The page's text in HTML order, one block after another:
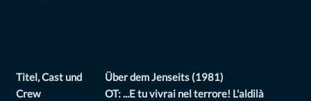
Titel, Cast und
Crew
Über dem Jenseits (1981)
OT: ...E tu vivrai nel terrore! L'aldilà